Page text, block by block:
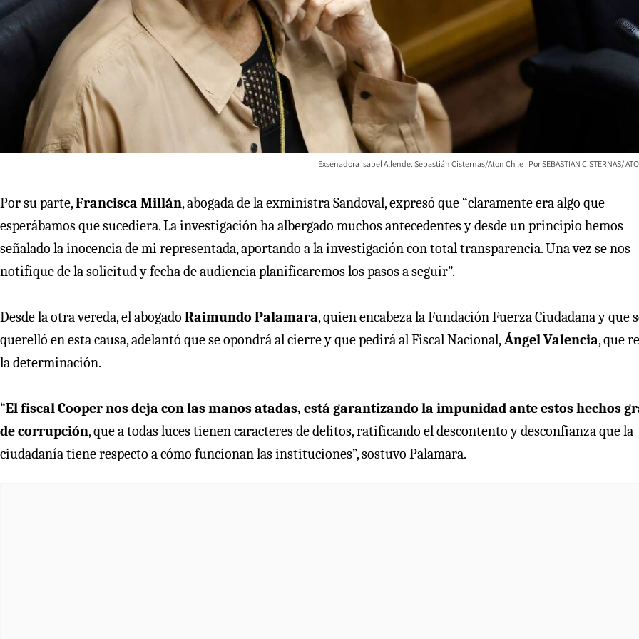
Exsenadora Isabel Allende. Sebastián Cisternas/Aton Chile SEBASTIAN CISTERNAS/
Por su parte,Francisca Millán, abogada de la exministra Sandoval, expresó que “claramente era algo que
esperábamos que sucediera. La investigación ha albergado muchos antecedentes y desde un principio hemos
señalado la inocencia de mi representada, aportando a la investigación con total transparencia. Una vez se nos
notifique de la solicitud y fecha de audiencia planificaremos los pasos a seguir”.
Desde la otra vereda, el abogado Raimundo Palamara, quien encabeza la Fundación Fuerza Ciudadana y que
querelló en esta causa, adelantó que se opondrá al cierre y que pedirá al Fiscal Nacional,Ángel Valencia, que
la determinación.
“El fiscal Cooper nos deja con las manos atadas, está garantizando la impunidad ante estos hechos
de corrupción, que a todas luces tienen caracteres de delitos, ratificando el descontento y desconfianza que la
ciudadanía tiene respecto a cómo funcionan las instituciones”, sostuvo Palamara.